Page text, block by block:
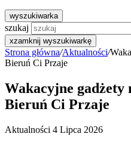
wyszukiwarka
szukaj
xzamknij wyszukiwarkę
Strona główna/Aktualności/
Bieruń Ci Przaje
Wakacyjne gadżety
Bieruń Ci Przaje
Aktualności 4 Lipca 2026